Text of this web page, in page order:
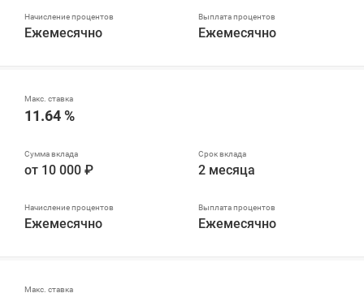
Ежемесячно Ежемесячно
11.64 %
от 10 000 ₽ 2 месяца
Ежемесячно Ежемесячно